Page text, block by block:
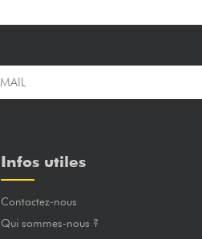
Infos utiles
Contactez-nous
Qui sommes-nous ?